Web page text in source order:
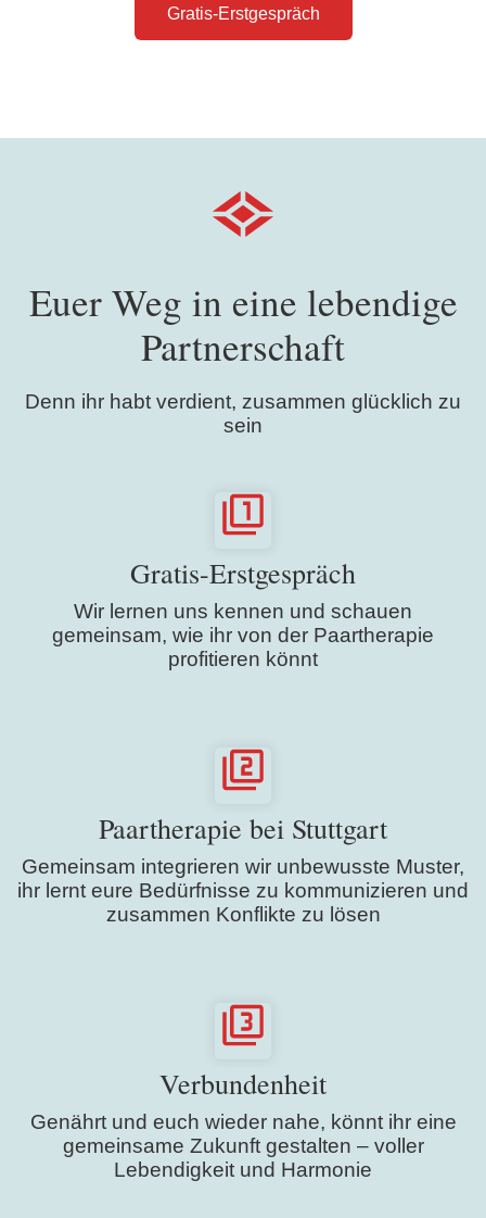
Gratis-Erstgespräch
Euer Weg in eine lebendige
Partnerschaft
Denn ihr habt verdient, zusammen glücklich zu
sein
Gratis-Erstgespräch
Wir lernen uns kennen und schauen
gemeinsam, wie ihr von der Paartherapie
profitieren könnt
Paartherapie bei Stuttgart
Gemeinsam integrieren wir unbewusste Muster,
ihr lernt eure Bedürfnisse zu kommunizieren und
zusammen Konflikte zu lösen
Verbundenheit
Genährt und euch wieder nahe, könnt ihr eine
gemeinsame Zukunft gestalten – voller
Lebendigkeit und Harmonie